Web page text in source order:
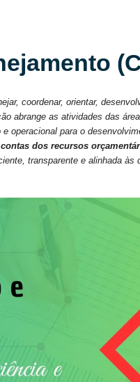
coordenar, orientar,
abrange as atividades das
e operacional para o
dos recursos
transparente e alinhada às